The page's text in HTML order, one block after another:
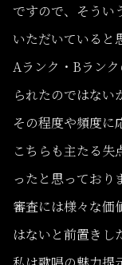
ですので、そうい
いただいていると
Aランク・Bラン
られたのではない
その程度や頻度に
こちらも主たる失
ったと思っており
審査には様々な価
はないと前置きし